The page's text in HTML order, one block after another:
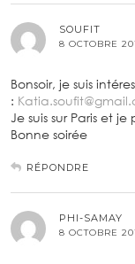
SOUFIT
8 OCTOBRE
Bonsoir, je suis
:
Je suis sur Paris et
Bonne soirée
RÉPONDRE
PHI-SAMAY
8 OCTOBRE